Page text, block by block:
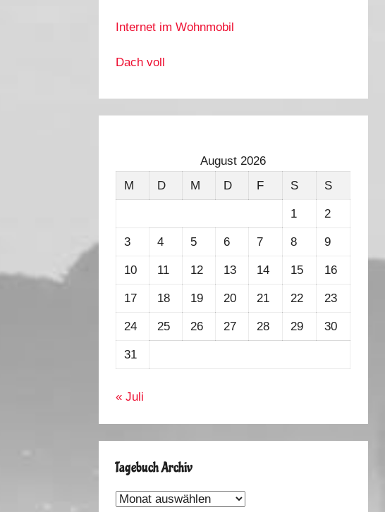
Internet im Wohnmobil
Dach voll
August 2026
M
D M D F S S
1 2
3 4 5 6 7 8 9
10 11 12 13 14 15 16
17 18 19 20 21 22 23
24 25 26 27 28 29 30
31
« Juli
Tagebuch Archiv
Tagebuch